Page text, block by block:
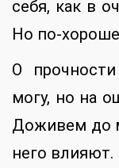
себя, как в
Но по-
О
могу, но на
Доживем до
него влияют.